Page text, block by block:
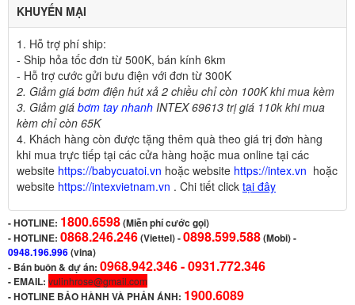
KHUYẾN MẠI
1. Hỗ trợ phí ship:
- Ship hỏa tốc đơn từ 500K, bán kính 6km
- Hỗ trợ cước gửi bưu điện với đơn từ 300K
2. Giảm giá bơm điện hút xả 2 chiều chỉ còn 100K khi mua kèm
3. Giảm giá bơm tay nhanh INTEX 69613 trị giá 110k khi mua
kèm chỉ còn 65K
4. Khách hàng còn được tặng thêm quà theo giá trị đơn hàng
khi mua trực tiếp tại các cửa hàng hoặc mua online tại các
website https://babycuatoi.vn hoặc website https://intex.vn hoặc
website https://intexvietnam.vn . Chi tiết click tại đây
-HOTLINE: 1800.6598(Miễn phí cước gọi)
- HOTLINE: 0868.246.246(Viettel)-0898.599.588(Mobi) -
0948.196.996(vina)
- Bán buôn & dự án: 0968.942.346 -0931.772.346
- EMAIL: vulinhrose@gmail.com
-HOTLINE BẢO HÀNH VÀ PHẢN ÁNH: 1900.6089